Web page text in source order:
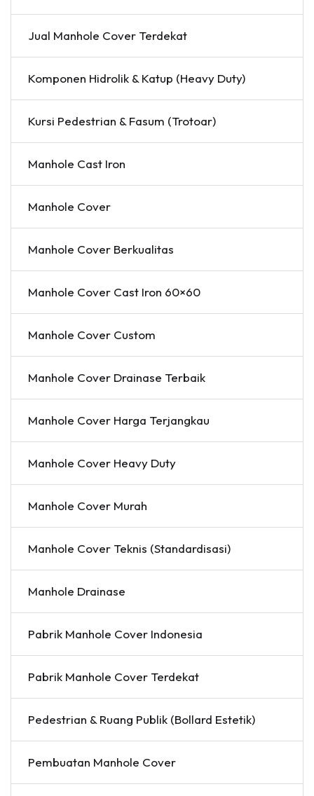
Jual Manhole Cover Terdekat
Komponen Hidrolik & Katup (Heavy Duty)
Kursi Pedestrian & Fasum (Trotoar)
Manhole Cast Iron
Manhole Cover
Manhole Cover Berkualitas
Manhole Cover Cast Iron 60×60
Manhole Cover Custom
Manhole Cover Drainase Terbaik
Manhole Cover Harga Terjangkau
Manhole Cover Heavy Duty
Manhole Cover Murah
Manhole Cover Teknis (Standardisasi)
Manhole Drainase
Pabrik Manhole Cover Indonesia
Pabrik Manhole Cover Terdekat
Pedestrian & Ruang Publik (Bollard Estetik)
Pembuatan Manhole Cover